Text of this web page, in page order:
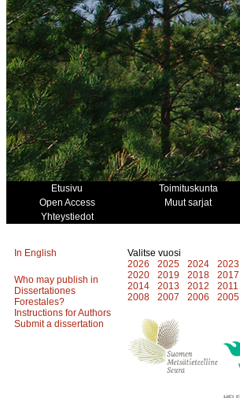
Etusivu
Toimituskunta
Open Access
Muut sarjat
Yhteystiedot
In English
Who may publish in
Dissertationes
Forestales?
Instructions for Authors
Submit a dissertation
Valitse vuosi
2026
2025 2024 2023
2020
2019 2018 2017
2014
2013 2012 2011
2008
2007 2006 2005